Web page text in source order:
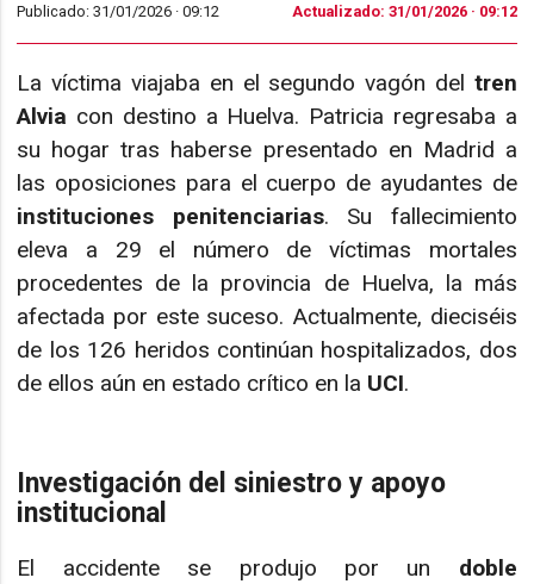
Publicado: 31/01/2026 ·09:12 Actualizado: 31/01/2026 · 09:12
La víctima viajaba en el segundo vagón del tren
Alvia con destino a Huelva. Patricia regresaba a
su hogar tras haberse presentado en Madrid a
las oposiciones para el cuerpo de ayudantes de
instituciones penitenciarias. Su fallecimiento
eleva a 29 el número de víctimas mortales
procedentes de la provincia de Huelva, la más
afectada por este suceso. Actualmente, dieciséis
de los 126 heridos continúan hospitalizados, dos
de ellos aún en estado crítico en la UCI.
Investigación del siniestro y apoyo
institucional
El accidente se produjo por un doble